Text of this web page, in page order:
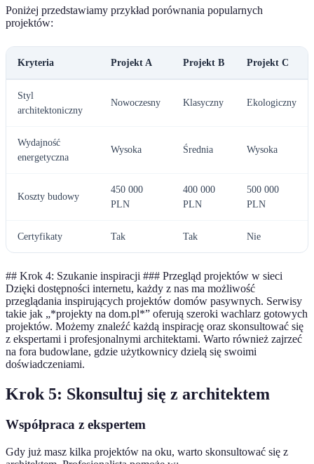
Poniżej przedstawiamy przykład porównania popularnych
projektów:
Kryteria Projekt A Projekt B Projekt C
Styl
architektoniczny
Nowoczesny Klasyczny Ekologiczny
Wydajność
energetyczna
Wysoka Średnia Wysoka
Koszty budowy
450 000
PLN
400 000
PLN
500 000
PLN
Certyfikaty Tak Tak Nie
## Krok 4: Szukanie inspiracji ### Przegląd projektów w sieci
Dzięki dostępności internetu, każdy z nas ma możliwość
przeglądania inspirujących projektów domów pasywnych. Serwisy
takie jak „*projekty na dom.pl*” oferują szeroki wachlarz gotowych
projektów. Możemy znaleźć każdą inspirację oraz skonsultować się
z ekspertami i profesjonalnymi architektami. Warto również zajrzeć
na fora budowlane, gdzie użytkownicy dzielą się swoimi
doświadczeniami.
Krok 5: Skonsultuj się z architektem
Współpraca z ekspertem
Gdy już masz kilka projektów na oku, warto skonsultować się z